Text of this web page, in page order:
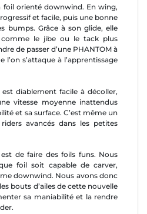
foil orienté downwind. En wing,
et facile, puis une bonne
bumps. Grâce à son glide, elle
le jibe ou le tack plus
de passer d’une PHANTOM à
l’on s’attaque à l’apprentissage
est diablement facile à décoller,
vitesse moyenne inattendus
et sa surface. C’est même un
avancés dans les petites
de faire des foils funs. Nous
foil soit capable de carver,
downwind. Nous avons donc
bouts d’ailes de cette nouvelle
sa maniabilité et la rendre